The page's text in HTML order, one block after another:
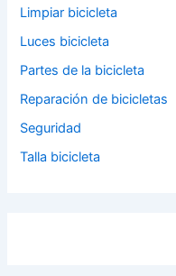
Limpiar bicicleta
Luces bicicleta
Partes de la bicicleta
Reparación de bicicletas
Seguridad
Talla bicicleta